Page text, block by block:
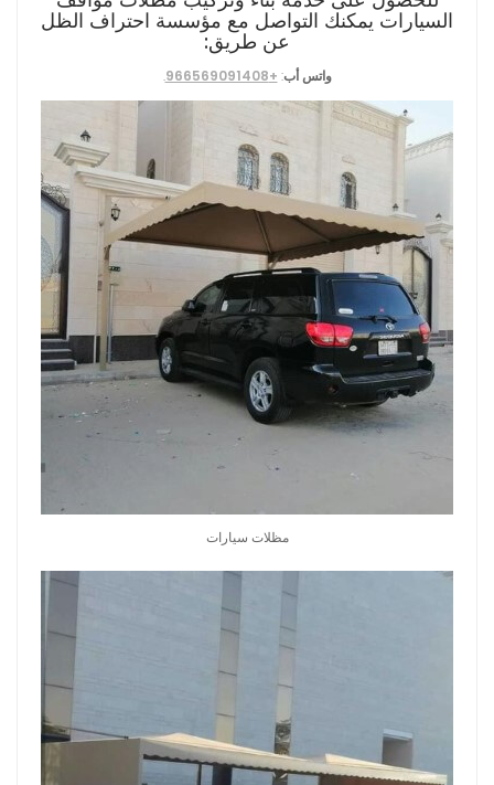
السيارات يمكنك التواصل مع مؤسسة احتراف الظل
عن طريق:
واتس أب:
+966569091408
.
مظلات سيارات